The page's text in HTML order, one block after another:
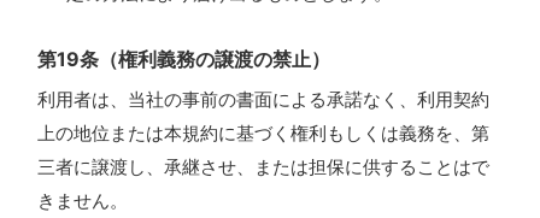
第19条（権利義務の譲渡の禁止）
利用者は、当社の事前の書面による承諾なく、利用契約
上の地位または本規約に基づく権利もしくは義務を、第
三者に譲渡し、承継させ、または担保に供することはで
きません。